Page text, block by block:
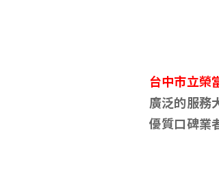
台中市立榮
廣泛的服務
優質口碑業